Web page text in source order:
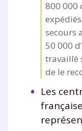
800 000
secours
50 000
travaillé
de le
Les